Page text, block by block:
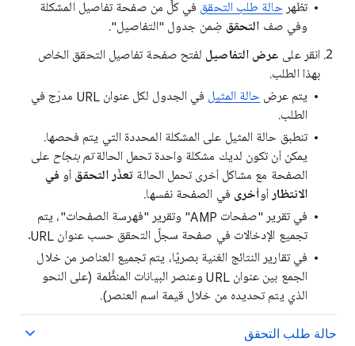
تظهرحالة طلب التحقق في كلٍّ من صفحة تفاصيل المشكلة
وفي صف التحقق ضِمن جدول "التفاصيل".
انقر على عرض التفاصيل لفتح صفحة تفاصيل التحقق الخاص
بهذا الطلب.
يتم عرض حالة المثيل
في الجدول لكل عنوان URL مدرَج في
الطلب.
تنطبق حالة المثيل على المشكلة المحددة التي يتم فحصها.
يمكن أن تكون لديك مشكلة واحدة تحمل الحالةتم بنجاح على
الصفحة مع مشاكل أخرى تحمل الحالة تعذّر التحقق أو في
الانتظارأوأخرى في الصفحة نفسها.
في تقرير "صفحات AMP" وتقرير "فهرسة الصفحات"، يتم
تجميع الإدخالات في صفحة سجلّ التحقق حسب عنوان URL.
في تقارير النتائج الغنية بصريًا، يتم تجميع العناصر من خلال
الجمع بين عنوان URL وعنصر البيانات المنظَّمة (على النحو
الذي يتم تحديده من خلال قيمة اسم العنصر).
حالة طلب التحقق